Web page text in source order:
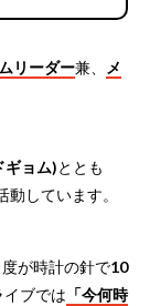
リーダー兼、
メ
ギョム)ととも
動しています。
が時計の針で10
ブでは 「今何時